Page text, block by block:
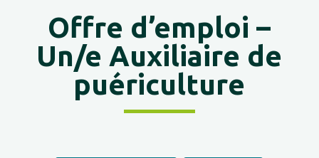
Offre d’emploi –
Un/e Auxiliaire de
puériculture